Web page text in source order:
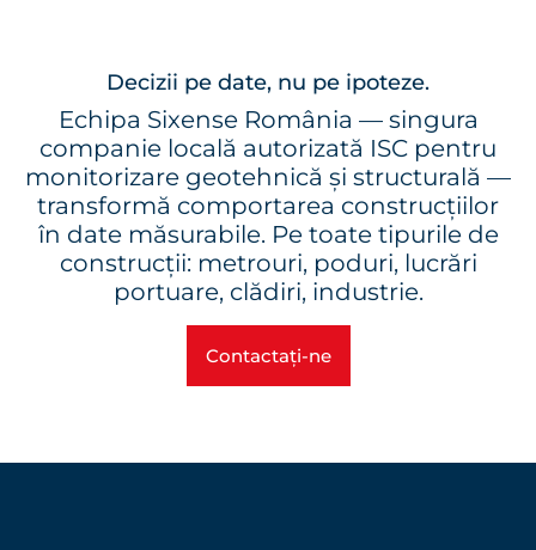
Decizii pe date, nu pe ipoteze.
Echipa Sixense România — singura
companie locală autorizată ISC pentru
monitorizare geotehnică și structurală —
transformă comportarea construcțiilor
în date măsurabile. Pe toate tipurile de
construcții: metrouri, poduri, lucrări
portuare, clădiri, industrie.
Contactați-ne